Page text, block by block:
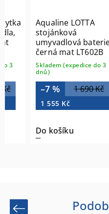
3
Aqualine LOTTA
stojánková
umyvadlová
černá mat LT602B
Skladem (expedice do 3
dnů)
1 690 Kč
–7 %
1 555 Kč
Do košíku
Previous